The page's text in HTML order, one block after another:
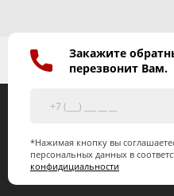
Закажите
перезвонит Вам.
*Нажимая кнопку вы
персональных данных в
конфидициальности